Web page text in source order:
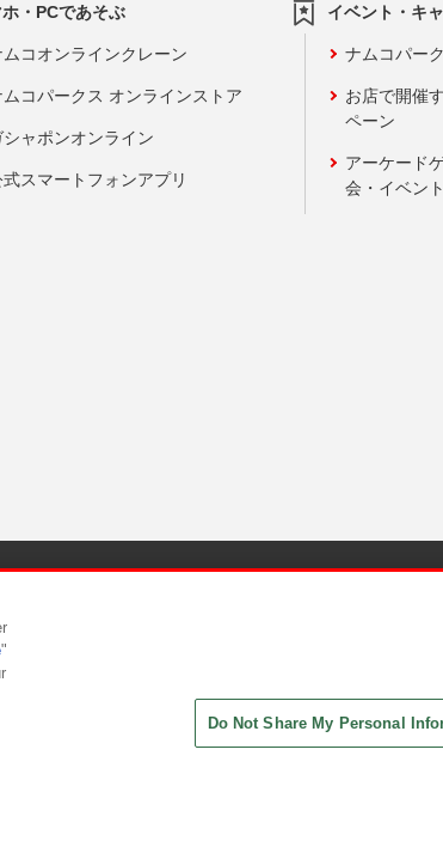
ホ・PCであそぶ
ムコオンラインクレーン
ムコパークス オンラインストア
シャポンオンライン
式スマートフォンアプリ
イベント・キ
ナムコパー
お店で開催
ペーン
アーケード
会・イベン
"
Do Not Share My Personal